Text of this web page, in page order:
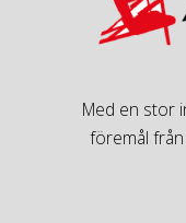
Med en stor
föremål från